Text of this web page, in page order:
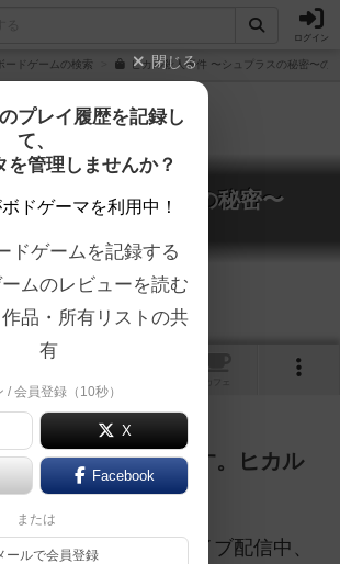
ログイン
ードゲームの検索 ヒカル殺人事件 〜シュプラスの秘密〜の
事件 〜シュプラスの秘密〜
Hikaru Satsujinjiken
動画を回しています。ヒカル
者500万人突破記念ライブ配信中、
閉じる
プレイ履歴を記録し
て、
を管理しませんか？
ドゲーマを利用中！
ドゲームを記録する
ムのレビューを読む
品・所有リストの共
有
/ 会員登録（10秒）
X
Facebook
または
ールで会員登録